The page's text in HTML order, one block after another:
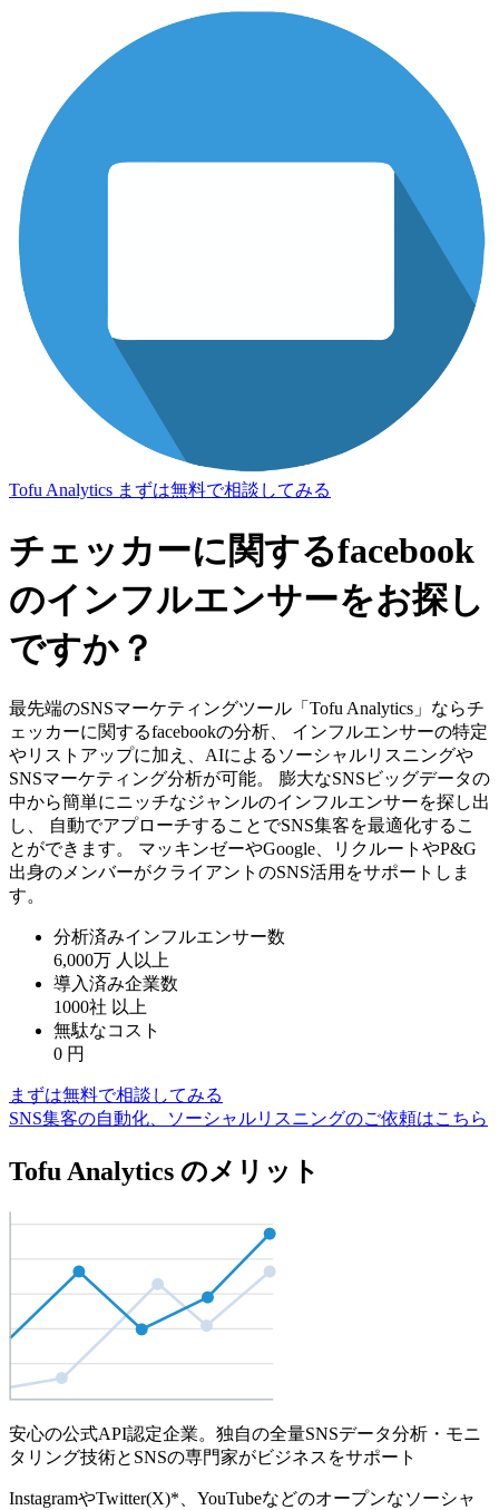
Tofu Analytics まずは無料で相談してみる
チェッカーに関するfacebook
のインフルエンサーをお探し
ですか？
最先端のSNSマーケティングツール「Tofu Analytics」ならチ
ェッカーに関するfacebookの分析、 インフルエンサーの特定
やリストアップに加え、AIによるソーシャルリスニングや
SNSマーケティング分析が可能。 膨大なSNSビッグデータの
中から簡単にニッチなジャンルのインフルエンサーを探し出
し、 自動でアプローチすることでSNS集客を最適化するこ
とができます。 マッキンゼーやGoogle、リクルートやP&G
出身のメンバーがクライアントのSNS活用をサポートしま
す。
分析済みインフルエンサー数
6,000万 人以上
導入済み企業数
1000社 以上
無駄なコスト
0 円
まずは無料で相談してみる
SNS集客の自動化、ソーシャルリスニングのご依頼はこちら
Tofu Analytics のメリット
安心の公式API認定企業。独自の全量SNSデータ分析・モニ
タリング技術とSNSの専門家がビジネスをサポート
InstagramやTwitter(X)*、YouTubeなどのオープンなソーシャ